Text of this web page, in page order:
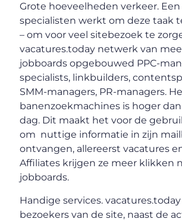
Grote hoeveelheden verkeer.
specialisten werkt om deze taak
– om voor veel sitebezoek te
vacatures.today netwerk van
jobboards opgebouwed PPC-
specialists, linkbuilders,
SMM-managers, PR-managers.
banenzoekmachines is hoger
dag. Dit maakt het voor de
om nuttige informatie in zijn
ontvangen, allereerst vacatures en
Affiliates krijgen ze meer klikken
jobboards.
Handige services.
bezoekers van de site, naast de